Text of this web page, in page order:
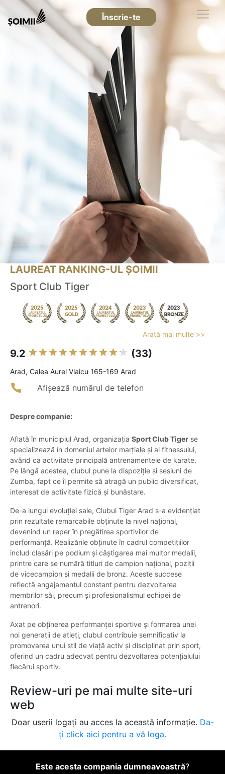
Înscrie-te
LAUREAT RANKING-UL ȘOIMII
Sport Club Tiger
Arată mai multe >>
9.2 (33)
Arad, Calea Aurel Vlaicu 165-169 Arad
Afișează numărul de telefon
Despre companie:
Aflată în municipiul Arad, organizația Sport Club Tiger se
specializează în domeniul artelor marțiale și al fitnessului,
având ca activitate principală antrenamentele de karate.
Pe lângă acestea, clubul pune la dispoziție și sesiuni de
Zumba, fapt ce îi permite să atragă un public diversificat,
interesat de activitate fizică și bunăstare.
De-a lungul evoluției sale, Clubul Tiger Arad s-a evidențiat
prin rezultate remarcabile obținute la nivel național,
devenind un reper în pregătirea sportivilor de
performanță. Realizările obținute în cadrul competițiilor
includ clasări pe podium și câștigarea mai multor medalii,
printre care se numără titluri de campion național, poziții
de vicecampion și medalii de bronz. Aceste succese
reflectă angajamentul constant pentru dezvoltarea
membrilor săi, precum și profesionalismul echipei de
antrenori.
Axat pe obținerea performanței sportive și formarea unei
noi generații de atleți, clubul contribuie semnificativ la
promovarea unui stil de viață activ și disciplinat prin sport,
oferind un cadru adecvat pentru dezvoltarea potențialului
fiecărui sportiv.
Review-uri pe mai multe site-uri
web
Doar userii logați au acces la această informație. Da-
ți click aici pentru a vă loga.
Este acesta compania dumneavoastră?